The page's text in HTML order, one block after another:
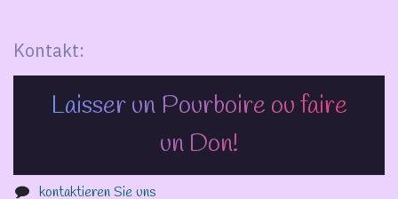
Kontakt:
Laisser un Pourboire ou faire
un Don!
kontaktieren Sie uns